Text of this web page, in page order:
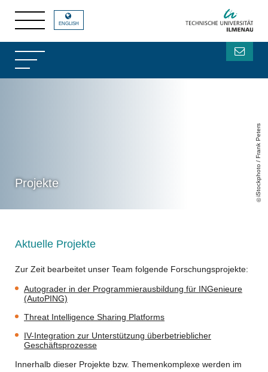
Projekte iStockphoto / Frank Peters
ENGLISH
Aktuelle Projekte
Zur Zeit bearbeitet unser Team folgende Forschungsprojekte:
Autograder in der Programmierausbildung für INGenieure
(AutoPING)
Threat Intelligence Sharing Platforms
IV-Integration zur Unterstützung überbetrieblicher
Geschäftsprozesse
Innerhalb dieser Projekte bzw. Themenkomplexe werden im